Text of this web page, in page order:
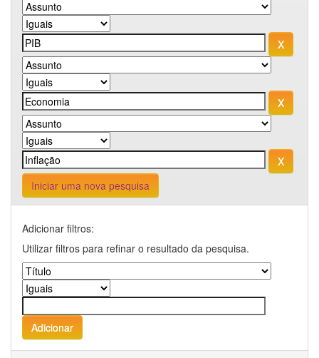
Iniciar uma nova pesquisa
Adicionar filtros:
Utilizar filtros para refinar o resultado da pesquisa.